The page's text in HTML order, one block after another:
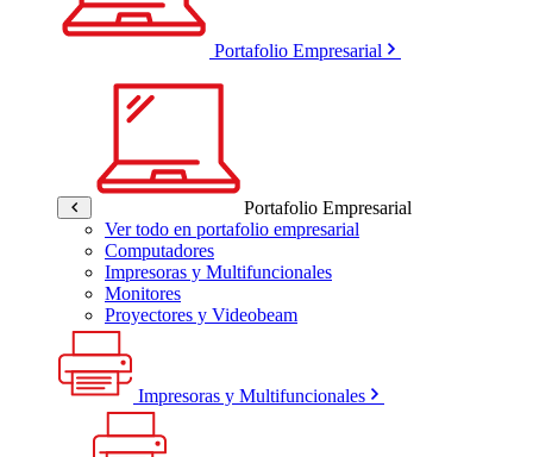
Portafolio Empresarial
Portafolio Empresarial
Ver todo en portafolio empresarial
Computadores
Impresoras y Multifuncionales
Monitores
Proyectores y Videobeam
Impresoras y Multifuncionales